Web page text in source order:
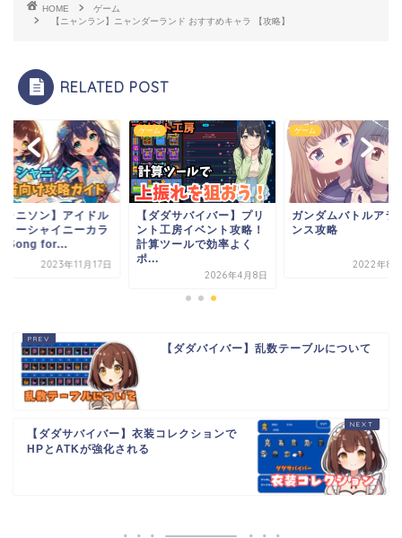
HOME
ゲーム
【ニャンラン】ニャンダーランド おすすめキャラ 【攻略】
RELATED POST
ャニソン】アイドル
ターシャイニーカラ
Song for...
2023年11月17日
ゲーム
【ダダサバイバー】プリ
ント工房イベント攻略！
計算ツールで効率よく
ポ...
2026年4月8日
ゲーム
ガンダムバトルアラ
ンス攻略
2022年8
【ダダバイバー】乱数テーブルについて
【ダダサバイバー】衣装コレクションで
HPとATKが強化される